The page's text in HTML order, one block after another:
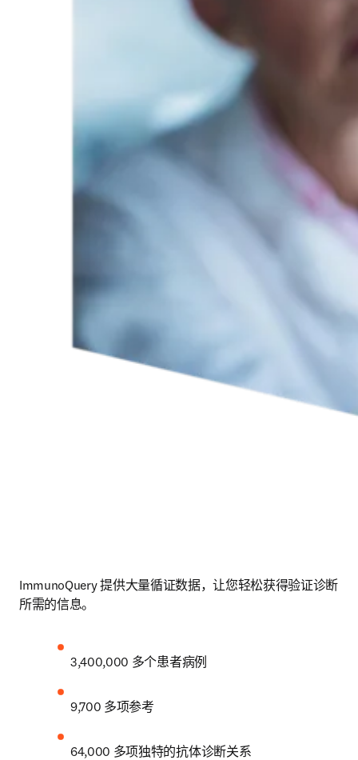
ImmunoQuery 提供大量循证数据，让您轻松获得验证诊断
所需的信息。
3,400,000 多个患者病例
9,700 多项参考
64,000 多项独特的抗体诊断关系